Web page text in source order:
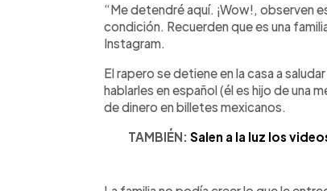
“Me detendré aquí. ¡Wow!, observen
condición. Recuerden que es una
Instagram.
El rapero se detiene en la casa a
hablarles en español (él es hijo de una
de dinero en billetes mexicanos.
TAMBIÉN: Salen a la luz los